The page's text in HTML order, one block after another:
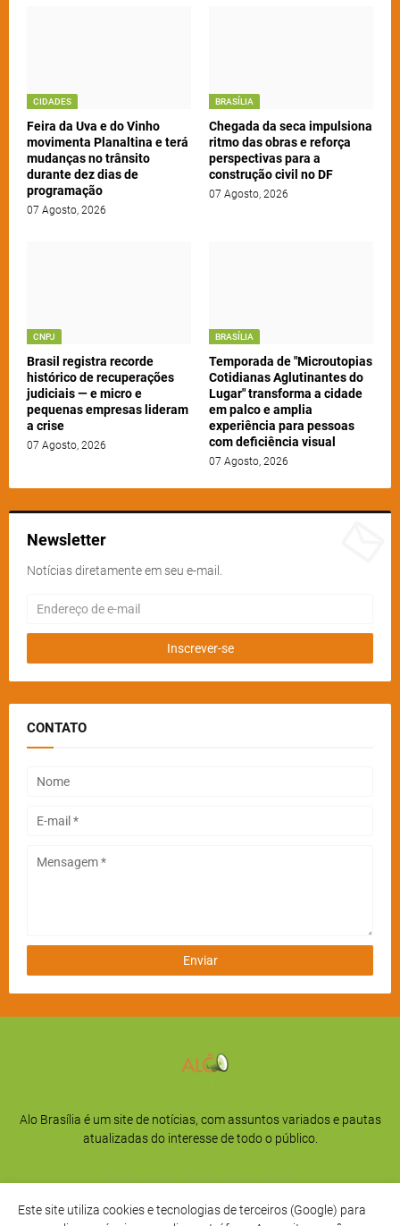
CIDADES
Feira da Uva e do Vinho
movimenta Planaltina e terá
mudanças no trânsito
durante dez dias de
programação
07 Agosto, 2026
BRASÍLIA
Chegada da seca impulsiona
ritmo das obras e reforça
perspectivas para a
construção civil no DF
07 Agosto, 2026
CNPJ
Brasil registra recorde
histórico de recuperações
judiciais — e micro e
pequenas empresas lideram
a crise
07 Agosto, 2026
BRASÍLIA
Temporada de "Microutopias
Cotidianas Aglutinantes do
Lugar" transforma a cidade
em palco e amplia
experiência para pessoas
com deficiência visual
07 Agosto, 2026
Newsletter
Notícias diretamente em seu e-mail.
CONTATO
Alo Brasília é um site de notícias, com assuntos variados e pautas
atualizadas do interesse de todo o público.
Este site utiliza cookies e tecnologias de terceiros (Google) para